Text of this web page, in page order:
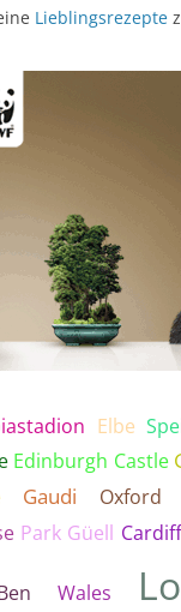
Lieblingsrezepte
Elbe
Edinburgh Castle
Gaudi Oxford
Park Güell Cardiff
Wales